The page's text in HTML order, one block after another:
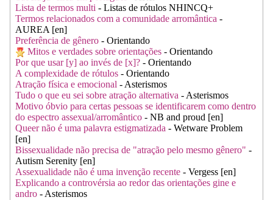
Lista de termos multi - Listas de rótulos NHINCQ+
Termos relacionados com a comunidade arromântica -
AUREA [en]
Preferência de gênero - Orientando
Mitos e verdades sobre orientações - Orientando
Por que usar [y] ao invés de [x]? - Orientando
A complexidade de rótulos - Orientando
Atração física e emocional - Asterismos
Tudo o que eu sei sobre atração alternativa - Asterismos
Motivo óbvio para certas pessoas se identificarem como dentro
do espectro assexual/arromântico - NB and proud [en]
Queer não é uma palavra estigmatizada - Wetware Problem
[en]
Bissexualidade não precisa de "atração pelo mesmo gênero" -
Autism Serenity [en]
Assexualidade não é uma invenção recente - Vergess [en]
Explicando a controvérsia ao redor das orientações gine e
andro - Asterismos